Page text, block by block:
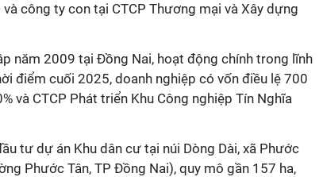
công ty con tại CTCP Thương mại và Xây dựng
năm 2009 tại Đồng Nai, hoạt động chính trong lĩnh
điểm cuối 2025, doanh nghiệp có vốn điều lệ 700
và CTCP Phát triển Khu Công nghiệp Tín Nghĩa
tư dự án Khu dân cư tại núi Dòng Dài, xã Phước
Phước Tân, TP Đồng Nai), quy mô gần 157 ha,